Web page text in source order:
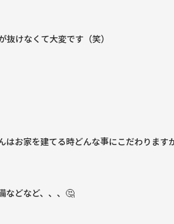
抜けなくて大変です（笑）
はお家を建てる時どんな事にこだわります
などなど、、、🤔